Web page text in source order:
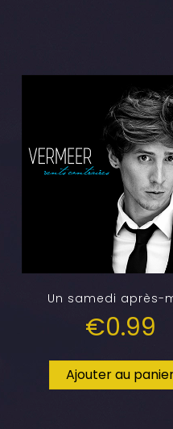
Un samedi après-
€0.99
Ajouter au